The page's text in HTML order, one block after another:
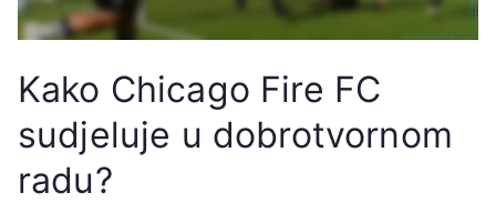
Kako Chicago Fire FC
sudjeluje u dobrotvornom
radu?